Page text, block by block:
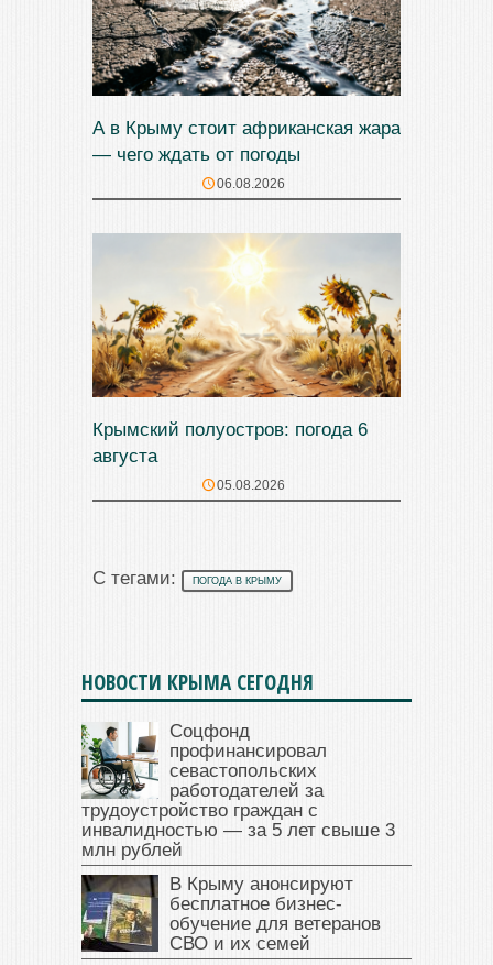
А в Крыму стоит африканская жара
— чего ждать от погоды
06.08.2026
Крымский полуостров: погода 6
августа
05.08.2026
С тегами: ПОГОДА В КРЫМУ
НОВОСТИ КРЫМА СЕГОДНЯ
Соцфонд
профинансировал
севастопольских
работодателей за
трудоустройство граждан с
инвалидностью — за 5 лет свыше 3
млн рублей
В Крыму анонсируют
бесплатное бизнес-
обучение для ветеранов
СВО и их семей